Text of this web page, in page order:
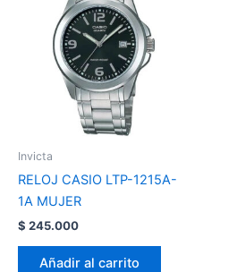
Invicta
RELOJ CASIO LTP-1215A-
1A MUJER
$ 245.000
Añadir al carrito